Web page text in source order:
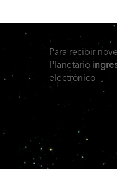
Para recibir
Planetario
electrónico